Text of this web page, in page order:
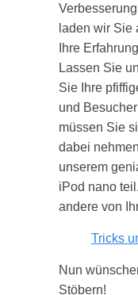
laden wir Sie
Ihre
Lassen Sie
Sie Ihre
und
müssen Sie
dabei
unserem
iPod nano
andere von
Tricks
Nun
Stöbern!